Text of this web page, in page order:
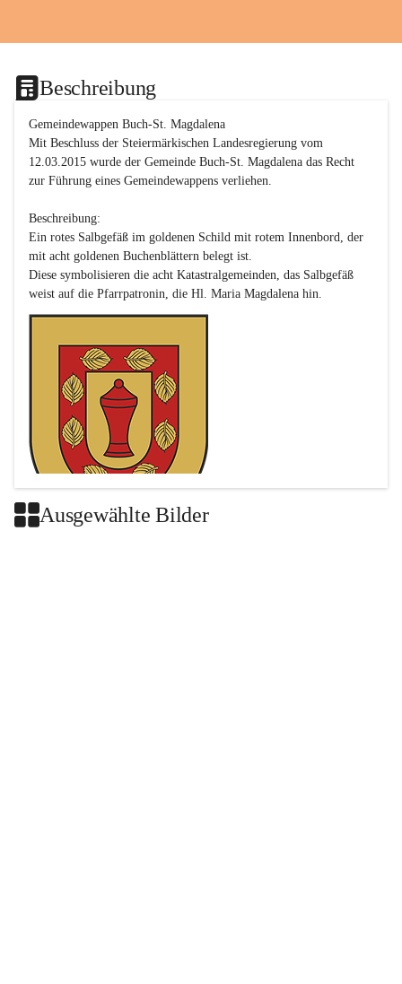
Beschreibung
Gemeindewappen Buch-St. Magdalena
Mit Beschluss der Steiermärkischen Landesregierung vom
12.03.2015 wurde der Gemeinde Buch-St. Magdalena das Recht
zur Führung eines Gemeindewappens verliehen.
Beschreibung:
Ein rotes Salbgefäß im goldenen Schild mit rotem Innenbord, der
mit acht goldenen Buchenblättern belegt ist.
Diese symbolisieren die acht Katastralgemeinden, das Salbgefäß
Ausgewählte Bilder